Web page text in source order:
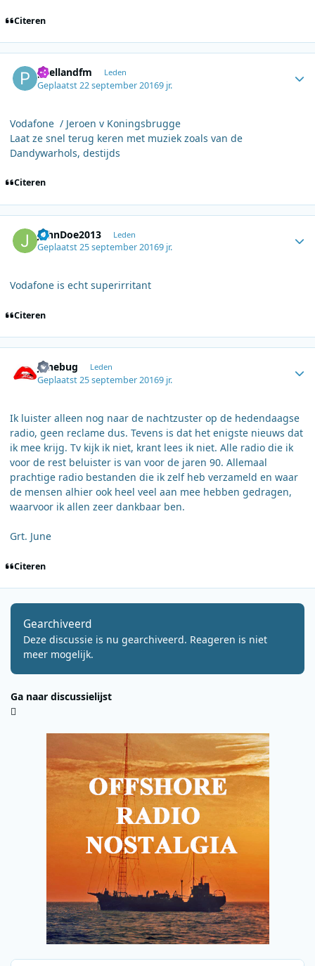
Citeren
peellandfm Leden
Geplaatst22 september 20169 jr.
Vodafone / Jeroen v Koningsbrugge
Laat ze snel terug keren met muziek zoals van de
Dandywarhols, destijds
Citeren
JohnDoe2013 Leden
Geplaatst25 september 20169 jr.
Vodafone is echt superirritant
Citeren
Junebug Leden
Geplaatst25 september 20169 jr.
Ik luister alleen nog naar de nachtzuster op de hedendaagse
radio, geen reclame dus. Tevens is dat het enigste nieuws dat
ik mee krijg. Tv kijk ik niet, krant lees ik niet. Alle radio die ik
voor de rest beluister is van voor de jaren 90. Allemaal
prachtige radio bestanden die ik zelf heb verzameld en waar
de mensen alhier ook heel veel aan mee hebben gedragen,
waarvoor ik allen zeer dankbaar ben.
Grt. June
Citeren
Gearchiveerd
Deze discussie is nu gearchiveerd. Reageren is niet
meer mogelijk.
Ga naar discussielijst